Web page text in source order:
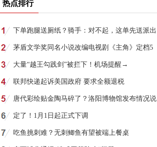
热点排行
下单跑腿送厕纸？骑手：对不起，这单先送派出
所
茅盾文学奖同名小说改编电视剧《主角》定档5
月10日
大量“越王勾践剑”被拦下！机场提醒→
联邦快递起诉美国政府 要求全额退税
唐代彩绘贴金陶马碎了？洛阳博物馆发布情况说
明
定了！1月1日起正式下调
吃鱼挑刺难？无刺鲫鱼有望被端上餐桌